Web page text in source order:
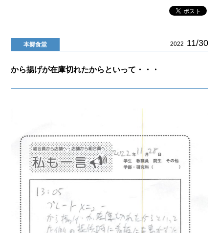
本郷食堂 2022 11/30
から揚げが在庫切れたからといって・・・